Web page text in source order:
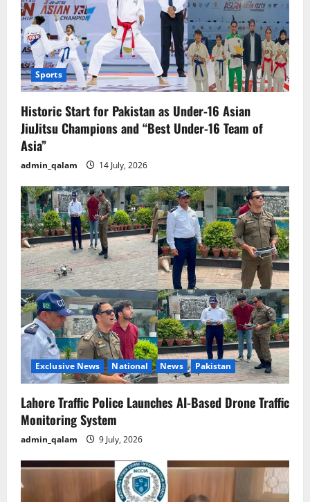
Sports
Historic Start for Pakistan as Under-16 Asian
JiuJitsu Champions and “Best Under-16 Team of
Asia”
admin_qalam 14 July, 2026
Exclusive News National News Pakistan
Lahore Traffic Police Launches AI-Based Drone Traffic
Monitoring System
admin_qalam 9 July, 2026